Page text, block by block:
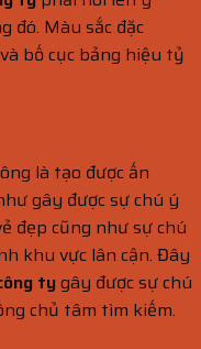
đó. Màu sắc đặc
bố cục bảng hiệu tỷ
là tạo được ấn
gây được sự chú ý
đẹp cũng như sự chú
khu vực lân cận. Đây
tygây được sự chú
chủ tâm tìm kiếm.